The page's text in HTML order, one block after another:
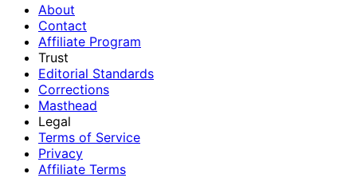
About
Contact
Affiliate Program
Trust
Editorial Standards
Corrections
Masthead
Legal
Terms of Service
Privacy
Affiliate Terms